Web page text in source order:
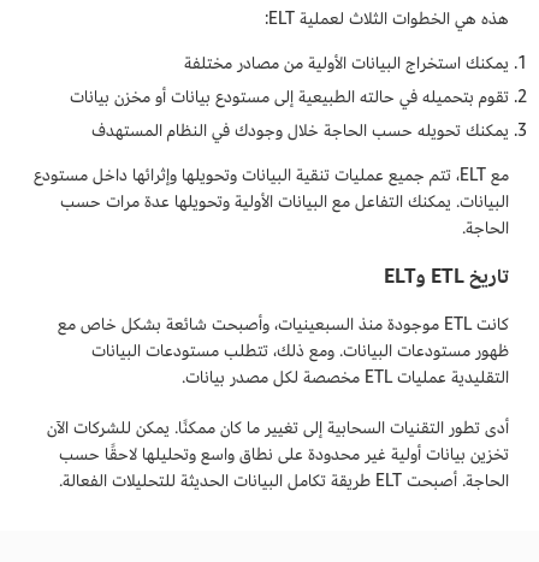
هذه هي الخطوات الثلاث لعملية ELT:
يمكنك استخراج البيانات الأولية من مصادر مختلفة
تقوم بتحميله في حالته الطبيعية إلى مستودع بيانات أو مخزن بيانات
يمكنك تحويله حسب الحاجة خلال وجودك في النظام المستهدف
مع ELT، تتم جميع عمليات تنقية البيانات وتحويلها وإثرائها داخل مستودع
البيانات. يمكنك التفاعل مع البيانات الأولية وتحويلها عدة مرات حسب
الحاجة.
تاريخ ETL وELT
كانت ETL موجودة منذ السبعينيات، وأصبحت شائعة بشكل خاص مع
ظهور مستودعات البيانات. ومع ذلك، تتطلب مستودعات البيانات
التقليدية عمليات ETL مخصصة لكل مصدر بيانات.
أدى تطور التقنيات السحابية إلى تغيير ما كان ممكنًا. يمكن للشركات الآن
تخزين بيانات أولية غير محدودة على نطاق واسع وتحليلها لاحقًا حسب
الحاجة. أصبحت ELT طريقة تكامل البيانات الحديثة للتحليلات الفعالة.